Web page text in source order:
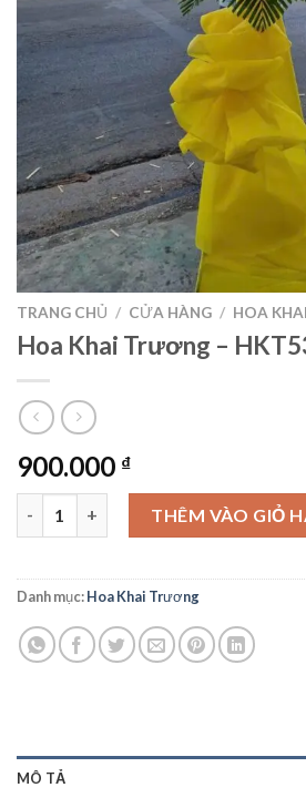
TRANG CHỦ / CỬA HÀNG / HOA
Hoa Khai Trương –
900.000 ₫
Hoa Khai Trương – HKT53 số lượng
THÊM VÀO GIỎ
Danh mục:Hoa Khai Trương
MÔ TẢ